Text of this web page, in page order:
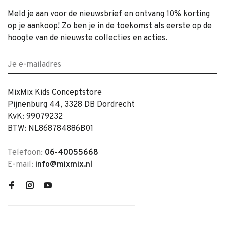
Meld je aan voor de nieuwsbrief en ontvang 10% korting
op je aankoop! Zo ben je in de toekomst als eerste op de
hoogte van de nieuwste collecties en acties.
MixMix Kids Conceptstore
Pijnenburg 44, 3328 DB Dordrecht
KvK: 99079232
BTW: NL868784886B01
Telefoon: 06-40055668
E-mail: info@mixmix.nl